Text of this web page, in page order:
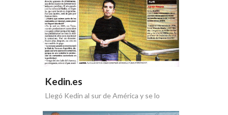
Kedin.es
Llegó Kedin al sur de América y se lo